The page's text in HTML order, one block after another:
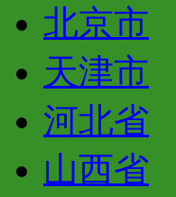
北京市
天津市
河北省
山西省